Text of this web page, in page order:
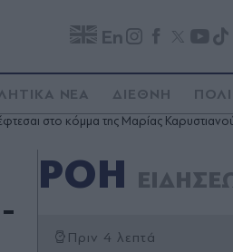
En
ΝΕΑ ΔΙΕΘΝΗ
στο κόμμα της Μαρίας
ΡΟΗ
Πριν 4 λεπτά